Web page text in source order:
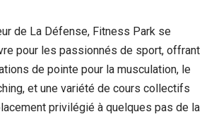
de La Défense, Fitness Park se
pour les passionnés de sport, offrant
de pointe pour la musculation, le
et une variété de cours collectifs
privilégié à quelques pas de la